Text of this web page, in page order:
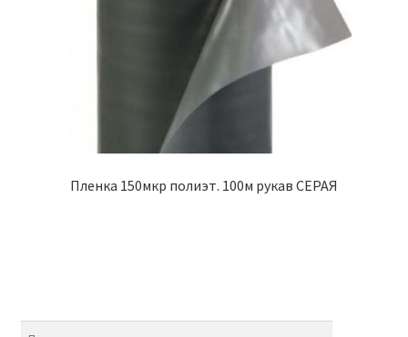
Пленка 150мкр полиэт. 100м рукав СЕРАЯ